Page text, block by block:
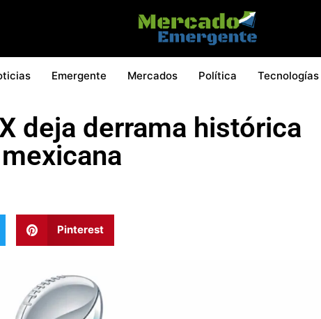
Emergente Mercados Política Tecnologías
deja derrama histórica
Pinterest